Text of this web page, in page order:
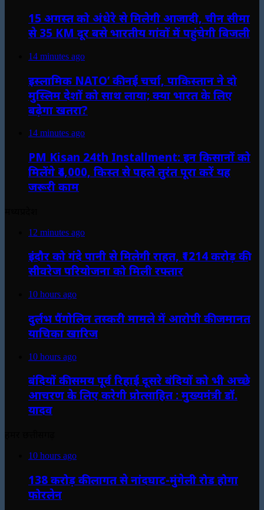
15 अगस्त को अंधेरे से मिलेगी आजादी, चीन सीमा
से 35 KM दूर बसे भारतीय गांवों में पहुंचेगी बिजली
14 minutes ago
इस्लामिक NATO’ की नई चर्चा, पाकिस्तान ने दो
मुस्लिम देशों को साथ लाया; क्या भारत के लिए
बढ़ेगा खतरा?
14 minutes ago
PM Kisan 24th Installment: इन किसानों को
मिलेंगे ₹4,000, किस्त से पहले तुरंत पूरा करें यह
जरूरी काम
12 minutes ago
इंदौर को गंदे पानी से मिलेगी राहत, ₹1214 करोड़ की
सीवरेज परियोजना को मिली रफ्तार
10 hours ago
दुर्लभ पैंगोलिन तस्करी मामले में आरोपी की जमानत
याचिका खारिज
10 hours ago
बंदियों की समय पूर्व रिहाई दूसरे बंदियों को भी अच्छे
आचरण के लिए करेगी प्रोत्साहित : मुख्यमंत्री डॉ.
यादव
10 hours ago
138 करोड़ की लागत से नांदघाट-मुंगेली रोड होगा
फोरलेन